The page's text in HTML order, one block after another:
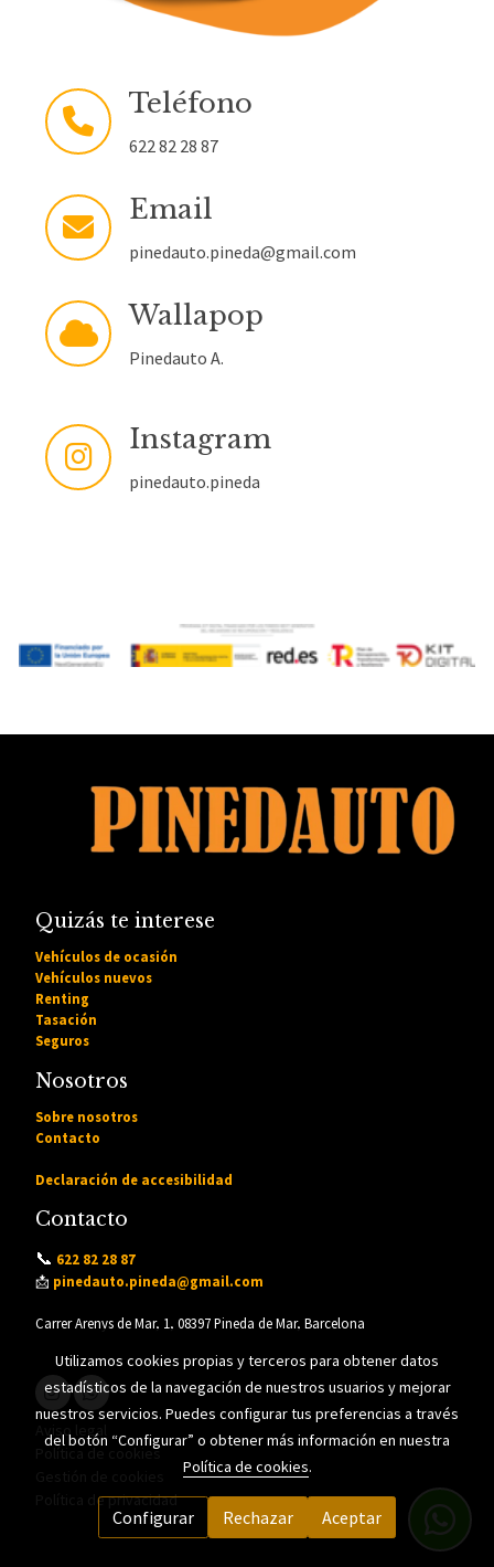
Teléfono
622 82 28 87
Email
pinedauto.pineda@gmail.com
Wallapop
Pinedauto A.
Instagram
pinedauto.pineda
Quizás te interese
Vehículos de ocasión
Vehículos nuevos
Renting
Tasación
Seguros
Nosotros
Sobre nosotros
Contacto
Declaración de accesibilidad
Contacto
📞 622 82 28 87
📩 pinedauto.pineda@gmail.com
Carrer Arenys de Mar, 1, 08397 Pineda de Mar, Barcelona
Aviso legal
Política de cookies
Política de privacidad
Utilizamos cookies propias y terceros para obtener datos
estadísticos de la navegación de nuestros usuarios y mejorar
nuestros servicios. Puedes configurar tus preferencias a través
del botón “Configurar” o obtener más información en nuestra
Política de cookies.
Configurar Rechazar Aceptar